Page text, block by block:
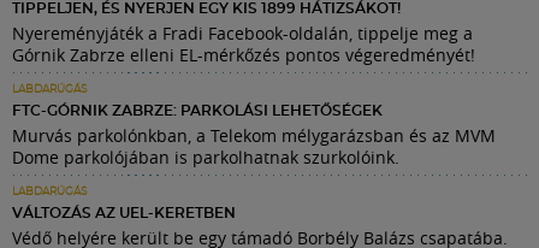
TIPPELJEN, ÉS NYERJEN EGY KIS 1899 HÁTIZSÁKOT!
Nyereményjáték a Fradi Facebook-oldalán, tippelje meg a
Górnik Zabrze elleni EL-mérkőzés pontos végeredményét!
LABDARÚGÁS
FTC-GÓRNIK ZABRZE: PARKOLÁSI LEHETŐSÉGEK
Murvás parkolónkban, a Telekom mélygarázsban és az MVM
Dome parkolójában is parkolhatnak szurkolóink.
LABDARÚGÁS
VÁLTOZÁS AZ UEL-KERETBEN
Védő helyére került be egy támadó Borbély Balázs csapatába.